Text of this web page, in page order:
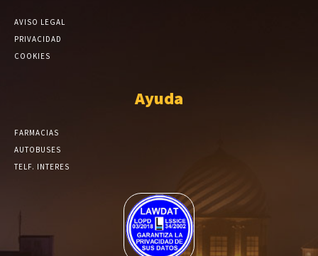
AVISO LEGAL
PRIVACIDAD
COOKIES
Ayuda
FARMACIAS
AUTOBUSES
TELF. INTERES